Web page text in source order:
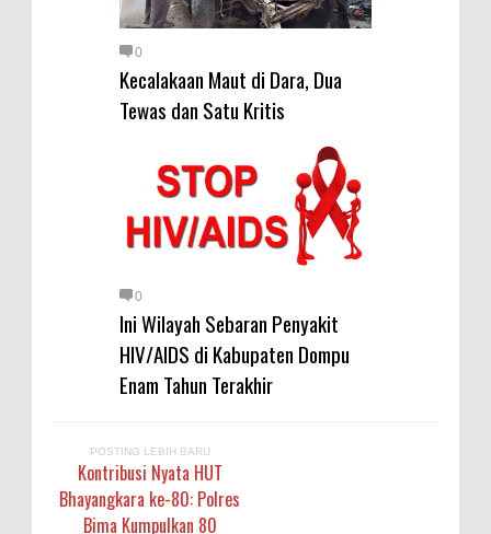
Satsamapta Polres Bima Bantu
Bersih
Polsek Bolo Bongkar Peredaran
Sabu di Tambe, 2 Pria
Diamankan Bersama 23 Poket
Sabu Siap Edar
SIGAPUAN dan Ikhtiar Kota Bima
0
Kecalakaan Maut di Dara, Dua
Tewas dan Satu Kritis
0
Ini Wilayah Sebaran Penyakit
HIV/AIDS di Kabupaten Dompu
Enam Tahun Terakhir
POSTING LEBIH BARU
Kontribusi Nyata HUT
Bhayangkara ke-80: Polres
Bima Kumpulkan 80